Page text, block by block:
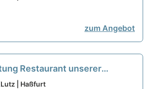
zum Angebot
Restaurant unserer
/ Restaurantleiter
| Haßfurt